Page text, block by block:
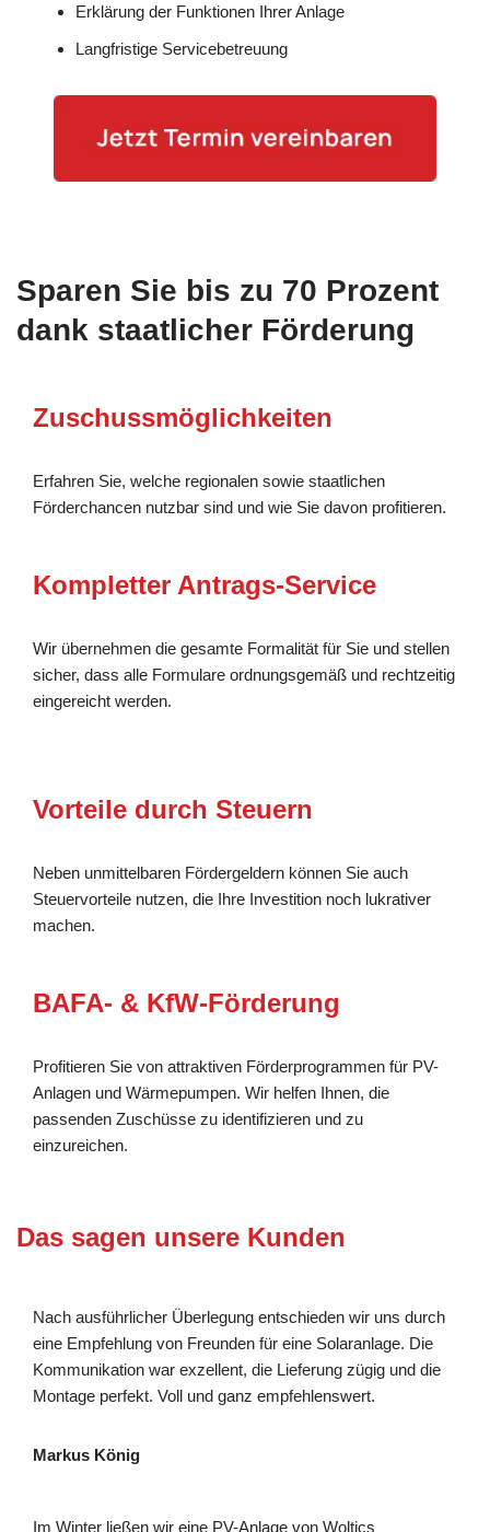
Erklärung der Funktionen Ihrer Anlage
Langfristige Servicebetreuung
Sparen Sie bis zu 70 Prozent
dank staatlicher Förderung
Zuschussmöglichkeiten
Erfahren Sie, welche regionalen sowie staatlichen
Förderchancen nutzbar sind und wie Sie davon profitieren.
Kompletter Antrags-Service
Wir übernehmen die gesamte Formalität für Sie und stellen
sicher, dass alle Formulare ordnungsgemäß und rechtzeitig
eingereicht werden.
Vorteile durch Steuern
Neben unmittelbaren Fördergeldern können Sie auch
Steuervorteile nutzen, die Ihre Investition noch lukrativer
machen.
BAFA- & KfW-Förderung
Profitieren Sie von attraktiven Förderprogrammen für PV-
Anlagen und Wärmepumpen. Wir helfen Ihnen, die
passenden Zuschüsse zu identifizieren und zu
einzureichen.
Das sagen unsere Kunden
Nach ausführlicher Überlegung entschieden wir uns durch
eine Empfehlung von Freunden für eine Solaranlage. Die
Kommunikation war exzellent, die Lieferung zügig und die
Montage perfekt. Voll und ganz empfehlenswert.
Markus König
Im Winter ließen wir eine PV-Anlage von Woltics